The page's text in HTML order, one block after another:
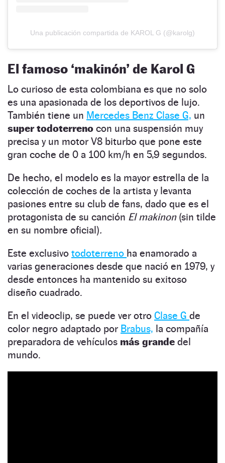
Una publicación compartida de KAROL G (@karolg)
El famoso ‘makinón’ de Karol G
Lo curioso de esta colombiana es que no solo
es una apasionada de los deportivos de lujo.
También tiene un Mercedes Benz Clase G, un
super todoterreno con una suspensión muy
precisa y un motor V8 biturbo que pone este
gran coche de 0 a 100 km/h en 5,9 segundos.
De hecho, el modelo es la mayor estrella de la
colección de coches de la artista y levanta
pasiones entre su club de fans, dado que es el
protagonista de su canción El makinon (sin tilde
en su nombre oficial).
Este exclusivo todoterreno ha enamorado a
varias generaciones desde que nació en 1979, y
desde entonces ha mantenido su exitoso
diseño cuadrado.
En el videoclip, se puede ver otro Clase G de
color negro adaptado por Brabus, la compañía
preparadora de vehículos más grande del
mundo.